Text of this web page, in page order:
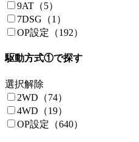
9AT（5）
7DSG（1）
OP設定（192）
駆動方式①で探す
選択解除
2WD（74）
4WD（19）
OP設定（640）